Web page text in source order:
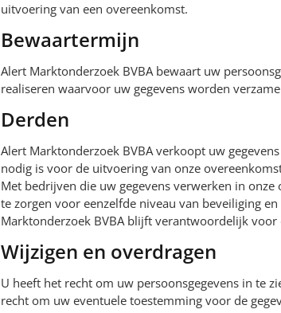
uitvoering van een overeenkomst.
Bewaartermijn
Alert Marktonderzoek BVBA bewaart uw
realiseren waarvoor uw gegevens worden
Derden
Alert Marktonderzoek BVBA verkoopt uw
nodig is voor de uitvoering van onze
Met bedrijven die uw gegevens verwerken in
te zorgen voor eenzelfde niveau van beveiliging
Marktonderzoek BVBA blijft verantwoordelijk voor
Wijzigen en overdragen
U heeft het recht om uw persoonsgegevens in te
recht om uw eventuele toestemming voor de